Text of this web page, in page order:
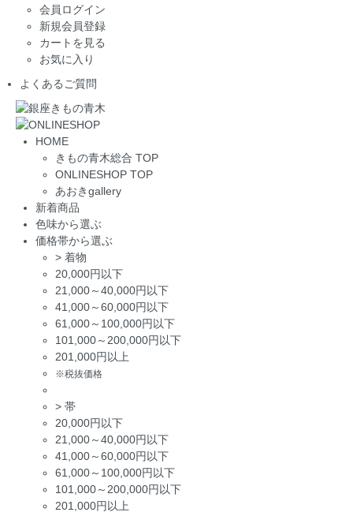
会員ログイン
新規会員登録
カートを見る
お気に入り
よくあるご質問
HOME
きもの青木総合 TOP
ONLINESHOP TOP
あおきgallery
新着商品
色味から選ぶ
価格帯から選ぶ
> 着物
20,000円以下
21,000～40,000円以下
41,000～60,000円以下
61,000～100,000円以下
101,000～200,000円以下
201,000円以上
※税抜価格
> 帯
20,000円以下
21,000～40,000円以下
41,000～60,000円以下
61,000～100,000円以下
101,000～200,000円以下
201,000円以上